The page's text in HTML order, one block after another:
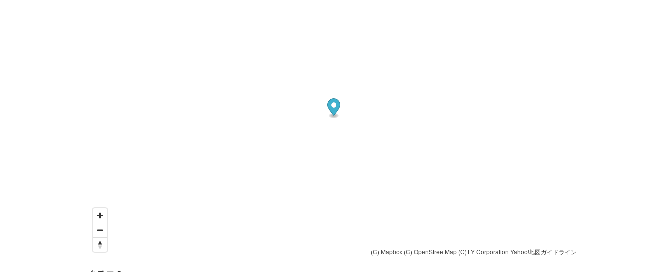
(C) Mapbox (C) OpenStreetMap (C) LY Corporation Yahoo!地図ガイドライン